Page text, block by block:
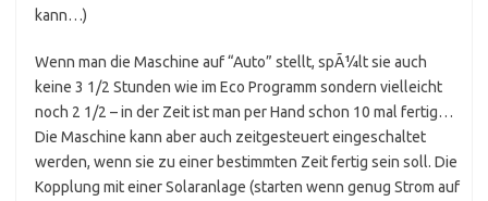
kann…)
Wenn man die Maschine auf “Auto” stellt, spÃ¼lt sie auch
keine 3 1/2 Stunden wie im Eco Programm sondern vielleicht
noch 2 1/2 – in der Zeit ist man per Hand schon 10 mal fertig…
Die Maschine kann aber auch zeitgesteuert eingeschaltet
werden, wenn sie zu einer bestimmten Zeit fertig sein soll. Die
Kopplung mit einer Solaranlage (starten wenn genug Strom auf